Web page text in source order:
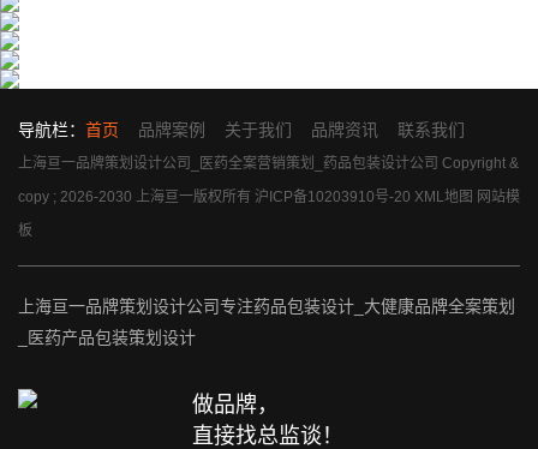
导航栏： 首页 品牌案例 关于我们 品牌资讯 联系我们
上海亘一品牌策划设计公司_医药全案营销策划_药品包装设计公司 Copyright &
copy ; 2026-2030 上海亘一版权所有 沪ICP备10203910号-20 XML地图 网站模
板
上海亘一品牌策划设计公司专注药品包装设计_大健康品牌全案策划
_医药产品包装策划设计
做品牌，
直接找总监谈！